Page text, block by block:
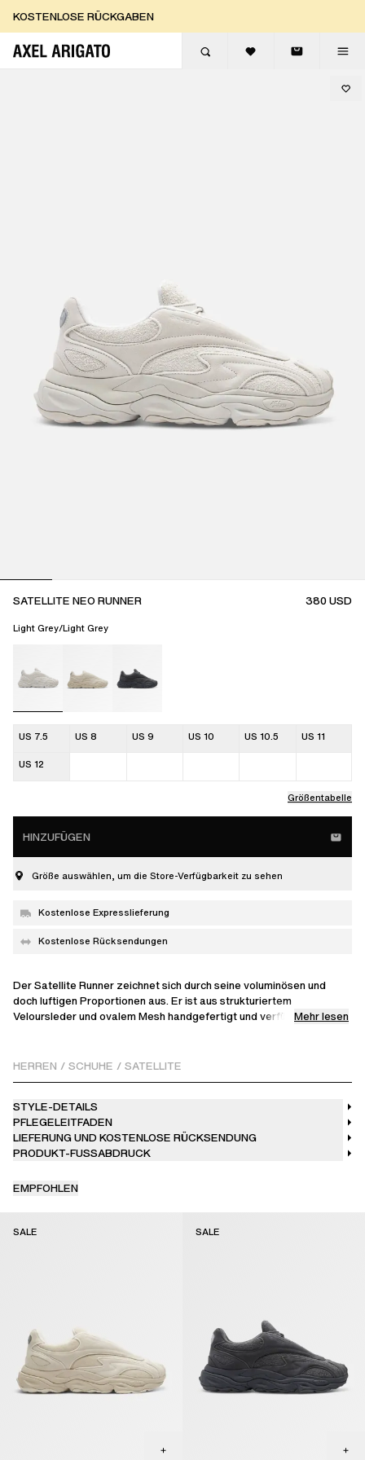
Zum Inhalt springen
KOSTENLOSE RÜCKGABEN
KOSTENLOSE EXPRESSLIEFERUNG
SATELLITE NEO RUNNER 380USD
Light Grey/Light Grey
US 7.5 US 8 US 9 US 10 US 10.5 US 11
US 12
Größentabelle
HINZUFÜGEN
Größe auswählen, um die Store-Verfügbarkeit zu sehen
Kostenlose Expresslieferung
Kostenlose Rücksendungen
Der Satellite Runner zeichnet sich durch seine voluminösen und
doch luftigen Proportionen aus. Er ist aus strukturiertem
Veloursleder und ovalem Mesh handgefertigt und verfügt über eine
Mehr lesen
HERREN / SCHUHE / SATELLITE
STYLE-DETAILS
PFLEGELEITFADEN
LIEFERUNG UND KOSTENLOSE RÜCKSENDUNG
PRODUKT-FUSSABDRUCK
EMPFOHLEN
SALE SALE